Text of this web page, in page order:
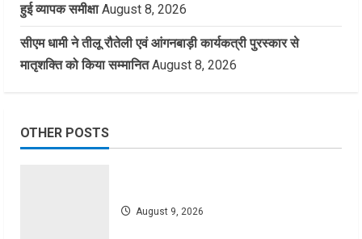
हुई व्यापक समीक्षा August 8, 2026
सीएम धामी ने तीलू रौतेली एवं आंगनबाड़ी कार्यकत्री पुरस्कार से
मातृशक्ति को किया सम्मानित August 8, 2026
OTHER POSTS
August 9, 2026